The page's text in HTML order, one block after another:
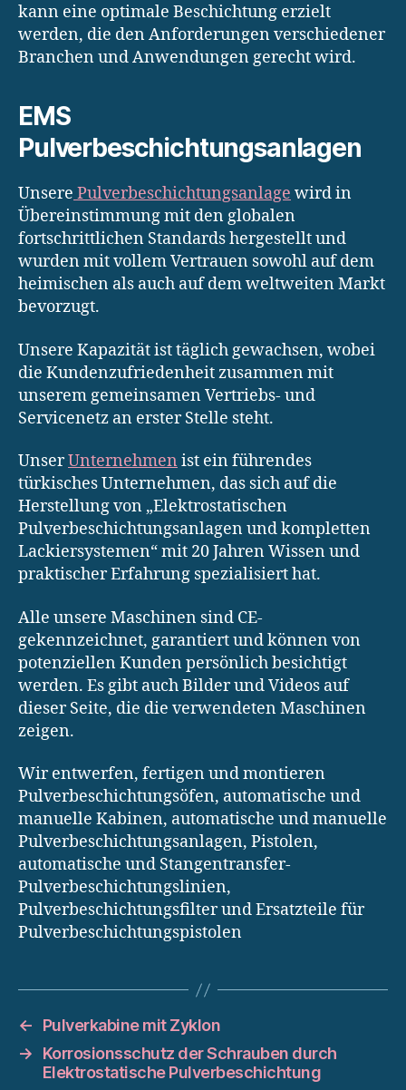
kann eine optimale Beschichtung erzielt
werden, die den Anforderungen verschiedener
Branchen und Anwendungen gerecht wird.
EMS
Pulverbeschichtungsanlagen
Unsere Pulverbeschichtungsanlage wird in
Übereinstimmung mit den globalen
fortschrittlichen Standards hergestellt und
wurden mit vollem Vertrauen sowohl auf dem
heimischen als auch auf dem weltweiten Markt
bevorzugt.
Unsere Kapazität ist täglich gewachsen, wobei
die Kundenzufriedenheit zusammen mit
unserem gemeinsamen Vertriebs- und
Servicenetz an erster Stelle steht.
UnserUnternehmen ist ein führendes
türkisches Unternehmen, das sich auf die
Herstellung von „Elektrostatischen
Pulverbeschichtungsanlagen und kompletten
Lackiersystemen“ mit 20 Jahren Wissen und
praktischer Erfahrung spezialisiert hat.
Alle unsere Maschinen sind CE-
gekennzeichnet, garantiert und können von
potenziellen Kunden persönlich besichtigt
werden. Es gibt auch Bilder und Videos auf
dieser Seite, die die verwendeten Maschinen
zeigen.
Wir entwerfen, fertigen und montieren
Pulverbeschichtungsöfen, automatische und
manuelle Kabinen, automatische und manuelle
Pulverbeschichtungsanlagen, Pistolen,
automatische und Stangentransfer-
Pulverbeschichtungslinien,
Pulverbeschichtungsfilter und Ersatzteile für
Pulverbeschichtungspistolen
←
Pulverkabine mit Zyklon
→
Korrosionsschutz der Schrauben durch
Elektrostatische Pulverbeschichtung